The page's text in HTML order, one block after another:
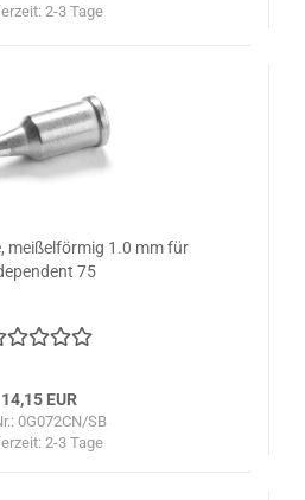
2-3 Tage
meißelförmig 1.0 mm für
75
14,15 EUR
0G072CN/SB
2-3 Tage